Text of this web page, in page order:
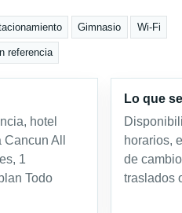
Gimnasio Wi-Fi
referencia
hotel
All
1
Todo
Lo que
horarios,
de
traslados